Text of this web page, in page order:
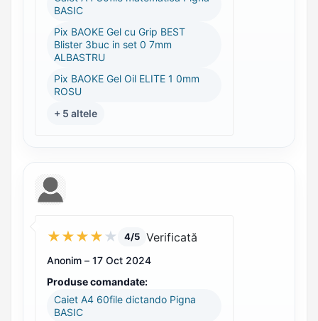
BASIC
Pix BAOKE Gel cu Grip BEST
Blister 3buc in set 0 7mm
ALBASTRU
Pix BAOKE Gel Oil ELITE 1 0mm
ROSU
+ 5 altele
★★★★ ★ 4/5 Verificată
Anonim – 17 Oct 2024
Produse comandate:
Caiet A4 60file dictando Pigna
BASIC